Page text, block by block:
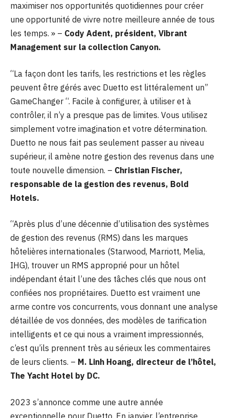
maximiser nos opportunités quotidiennes pour créer
une opportunité de vivre notre meilleure année de tous
les temps. » – Cody Adent, président, Vibrant
Management sur la collection Canyon.
“La façon dont les tarifs, les restrictions et les règles
peuvent être gérés avec Duetto est littéralement un”
GameChanger “. Facile à configurer, à utiliser et à
contrôler, il n’y a presque pas de limites. Vous utilisez
simplement votre imagination et votre détermination.
Duetto ne nous fait pas seulement passer au niveau
supérieur, il amène notre gestion des revenus dans une
toute nouvelle dimension. – Christian Fischer,
responsable de la gestion des revenus, Bold
Hotels.
“Après plus d’une décennie d’utilisation des systèmes
de gestion des revenus (RMS) dans les marques
hôtelières internationales (Starwood, Marriott, Melia,
IHG), trouver un RMS approprié pour un hôtel
indépendant était l’une des tâches clés que nous ont
confiées nos propriétaires. Duetto est vraiment une
arme contre vos concurrents, vous donnant une analyse
détaillée de vos données, des modèles de tarification
intelligents et ce qui nous a vraiment impressionnés,
c’est qu’ils prennent très au sérieux les commentaires
de leurs clients. – M. Linh Hoang, directeur de l’hôtel,
The Yacht Hotel by DC.
2023 s’annonce comme une autre année
exceptionnelle pour Duetto. En janvier, l’entreprise